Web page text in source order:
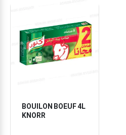
BOUILON BOEUF 4L
KNORR